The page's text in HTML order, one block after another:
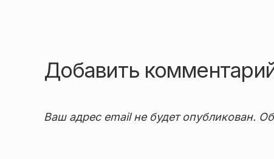
Добавить
Ваш адрес email не будет опубликован.